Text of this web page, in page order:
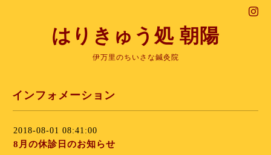
はりきゅう処 朝陽
伊万里のちいさな鍼灸院
インフォメーション
2018-08-01 08:41:00
8月の休診日のお知らせ